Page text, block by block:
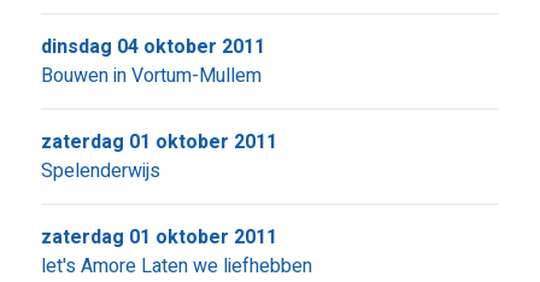
Bouwen in Vortum-Mullem
dinsdag 04 oktober 2011
Spelenderwijs
zaterdag 01 oktober 2011
let's Amore Laten we liefhebben
zaterdag 01 oktober 2011